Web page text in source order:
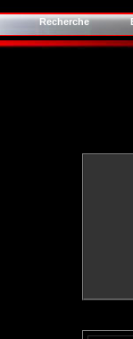
Recherche